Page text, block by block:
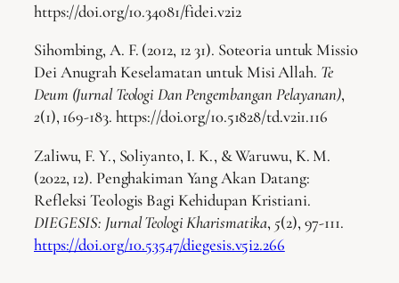
https://doi.org/10.34081/fidei.v2i2
Sihombing, A. F. (2012, 12 31). Soteoria untuk Missio
Dei Anugrah Keselamatan untuk Misi Allah. Te
Deum (Jurnal Teologi Dan Pengembangan Pelayanan),
2(1), 169-183. https://doi.org/10.51828/td.v2i1.116
Zaliwu, F. Y., Soliyanto, I. K., & Waruwu, K. M.
(2022, 12). Penghakiman Yang Akan Datang:
Refleksi Teologis Bagi Kehidupan Kristiani.
DIEGESIS: Jurnal Teologi Kharismatika, 5(2), 97-111.
https://doi.org/10.53547/diegesis.v5i2.266